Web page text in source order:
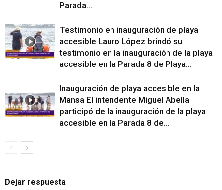
Parada...
Testimonio en inauguración de playa
accesible Lauro López brindó su
testimonio en la inauguración de la playa
accesible en la Parada 8 de Playa...
Inauguración de playa accesible en la
Mansa El intendente Miguel Abella
participó de la inauguración de la playa
accesible en la Parada 8 de...
Dejar respuesta